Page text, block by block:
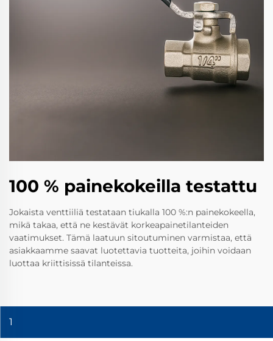
100 % painekokeilla testattu
Jokaista venttiiliä testataan tiukalla 100 %:n painekokeella,
mikä takaa, että ne kestävät korkeapainetilanteiden
vaatimukset. Tämä laatuun sitoutuminen varmistaa, että
asiakkaamme saavat luotettavia tuotteita, joihin voidaan
luottaa kriittisissä tilanteissa.
1